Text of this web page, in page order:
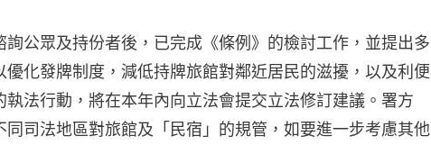
詢公眾及持份者後，已完成《條例》的檢討工作，並提出多
優化發牌制度，減低持牌旅館對鄰近居民的滋擾，以及利便
執法行動，將在本年內向立法會提交立法修訂建議。署方
同司法地區對旅館及「民宿」的規管，如要進一步考慮其他